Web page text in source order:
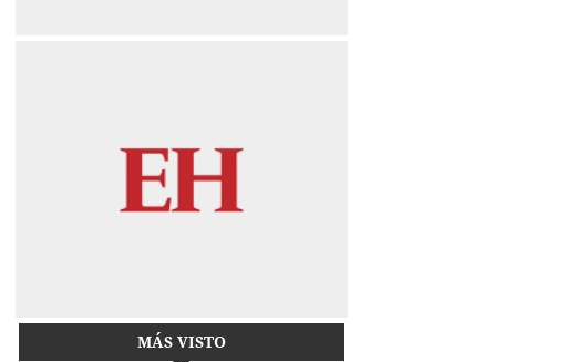
MÁS VISTO